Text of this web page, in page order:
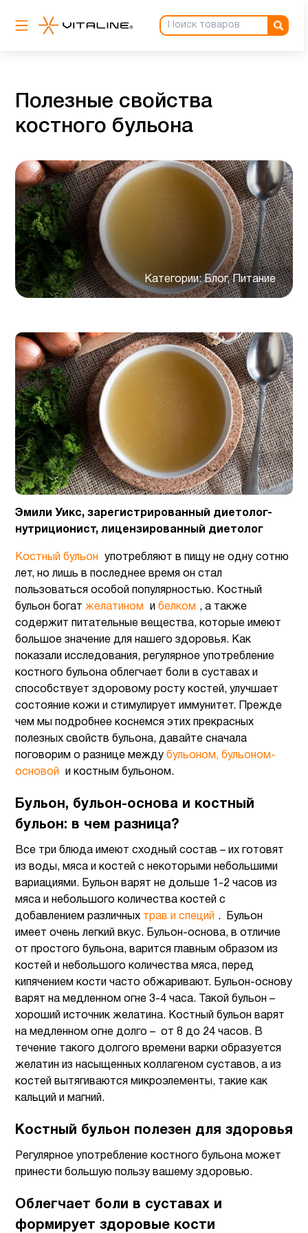
Полезные свойства
костного бульона
Категории:Блог, Питание
Эмили Уикс, зарегистрированный диетолог-
нутриционист, лицензированный диетолог
Костный бульон
употребляют в пищу не одну сотню
лет, но лишь в последнее время он стал
пользоваться особой популярностью. Костный
бульон богат желатином и белком , а также
содержит питательные вещества, которые имеют
большое значение для нашего здоровья. Как
показали исследования, регулярное употребление
костного бульона облегчает боли в суставах и
способствует здоровому росту костей, улучшает
состояние кожи и стимулирует иммунитет. Прежде
чем мы подробнее коснемся этих прекрасных
полезных свойств бульона, давайте сначала
поговорим о разнице между бульоном, бульоном-
основой
и костным бульоном.
Бульон, бульон-основа и костный
бульон: в чем разница?
Все три блюда имеют сходный состав – их готовят
из воды, мяса и костей с некоторыми небольшими
вариациями. Бульон варят не дольше 1-2 часов из
мяса и небольшого количества костей с
добавлением различных трав и специй . Бульон
имеет очень легкий вкус. Бульон-основа, в отличие
от простого бульона, варится главным образом из
костей и небольшого количества мяса, перед
кипячением кости часто обжаривают. Бульон-основу
варят на медленном огне 3-4 часа. Такой бульон –
хороший источник желатина. Костный бульон варят
на медленном огне долго – от 8 до 24 часов. В
течение такого долгого времени варки образуется
желатин из насыщенных коллагеном суставов, а из
костей вытягиваются микроэлементы, такие как
кальций и магний.
Костный бульон полезен для здоровья
Регулярное употребление костного бульона может
принести большую пользу вашему здоровью.
Облегчает боли в суставах и
формирует здоровые кости